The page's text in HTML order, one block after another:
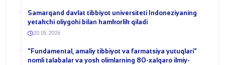
Samarqand davlat tibbiyot universiteti Indoneziyaning
yetakchi oliygohi bilan hamkorlik qiladi
20.05.2026
​"Fundamental, amaliy tibbiyot va farmatsiya yutuqlari"
nomli talabalar va yosh olimlarning 80-xalqaro ilmiy-